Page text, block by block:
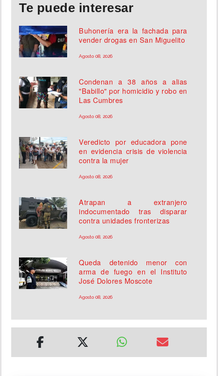
Te puede interesar
Buhonería era la fachada para
vender drogas en San Miguelito
Agosto 08, 2026
Condenan a 38 años a alias
"Babillo" por homicidio y robo en
Las Cumbres
Agosto 08, 2026
Veredicto por educadora pone
en evidencia crisis de violencia
contra la mujer
Agosto 08, 2026
Atrapan a extranjero
indocumentado tras disparar
contra unidades fronterizas
Agosto 08, 2026
Queda detenido menor con
arma de fuego en el Instituto
José Dolores Moscote
Agosto 08, 2026